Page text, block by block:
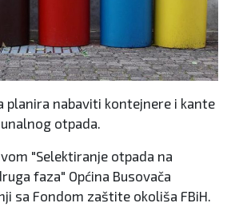
planira nabaviti kontejnere i kante
otpada.
"Selektiranje otpada na
faza" Općina Busovača
sa Fondom zaštite okoliša FBiH.